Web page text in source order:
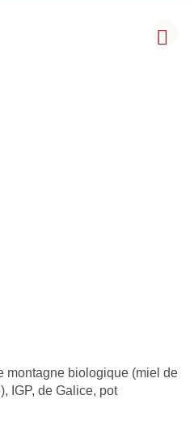
montagne biologique (miel de
IGP, de Galice, pot